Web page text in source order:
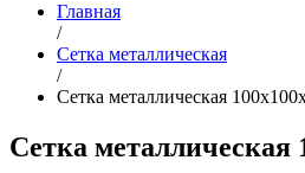
Главная
/
Сетка металлическая
/
Сетка металлическая
Сетка металлическая